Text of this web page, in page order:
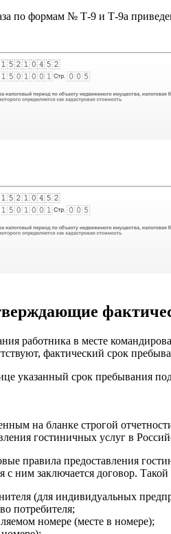
по формам № Т-9 и Т-9а
работника в месте
фактический срок
указанный срок пребывания
на бланке строгой
гостиничных услуг в
правила предоставления
с ним заключается договор.
(для индивидуальных
потребителя;
номере (месте в номере);